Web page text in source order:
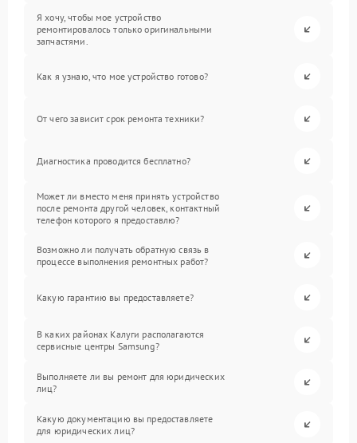
Я хочу, чтобы мое устройство
ремонтировалось только оригинальными
запчастями.
Как я узнаю, что мое устройство готово?
От чего зависит срок ремонта техники?
Диагностика проводится бесплатно?
Может ли вместо меня принять устройство
после ремонта другой человек, контактный
телефон которого я предоставлю?
Возможно ли получать обратную связь в
процессе выполнения ремонтных работ?
Какую гарантию вы предоставляете?
В каких районах Калуги располагаются
сервисные центры Samsung?
Выполняете ли вы ремонт для юридических
лиц?
Какую документацию вы предоставляете
для юридических лиц?